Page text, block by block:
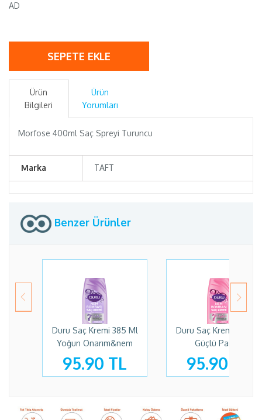
AD
SEPETE EKLE
Ürün
Bilgileri
Ürün
Yorumları
Morfose 400ml Saç Spreyi Turuncu
Marka TAFT
Benzer Ürünler
Duru Saç Kremi 385 Ml
Yoğun Onarım&nem
95.90 TL
Duru Saç Kremi 385 Ml
Güçlü Parlak
95.90 TL